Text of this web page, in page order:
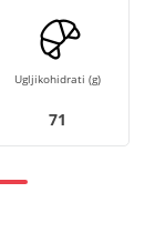
Ugljikohidrati (g)
71